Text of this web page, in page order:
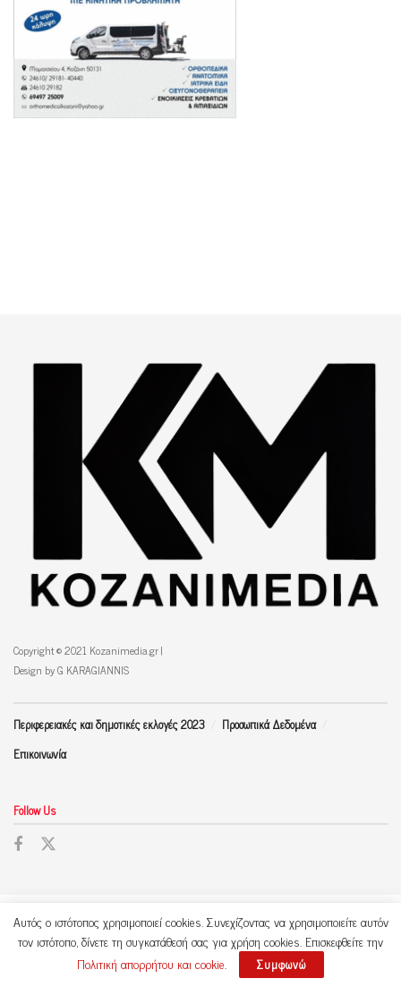
Copyright © 2021 Kozanimedia.gr |
Design by G KARAGIANNIS
Περιφερειακές και δημοτικές εκλογές 2023
Προσωπικά Δεδομένα
Επικοινωνία
Follow Us
Αυτός ο ιστότοπος χρησιμοποιεί cookies. Συνεχίζοντας να χρησιμοποιείτε αυτόν
τον ιστότοπο, δίνετε τη συγκατάθεσή σας για χρήση cookies. Επισκεφθείτε την
Πολιτική απορρήτου και cookie. Συμφωνώ